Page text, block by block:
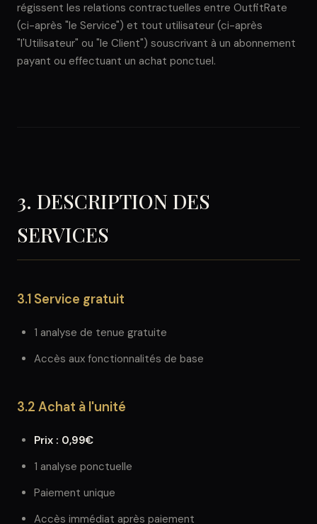
régissent les relations contractuelles entre OutfitRate
(ci-après "le Service") et tout utilisateur (ci-après
"l'Utilisateur" ou "le Client") souscrivant à un abonnement
payant ou effectuant un achat ponctuel.
3. DESCRIPTION DES
SERVICES
3.1 Service gratuit
1 analyse de tenue gratuite
Accès aux fonctionnalités de base
3.2 Achat à l'unité
Prix : 0,99€
1 analyse ponctuelle
Paiement unique
Accès immédiat après paiement